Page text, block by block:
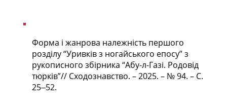
Форма і жанрова належність першого
розділу “Уривків з ногайського епосу” з
рукописного збірника “Абу-л-Газі. Родовід
тюрків”// Сходознавство. – 2025. – № 94. – С.
25‒52.